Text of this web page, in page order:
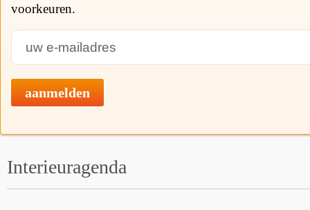
voorkeuren.
aanmelden
Interieuragenda